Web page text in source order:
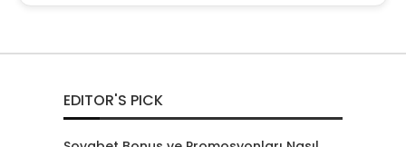
EDITOR'S PICK